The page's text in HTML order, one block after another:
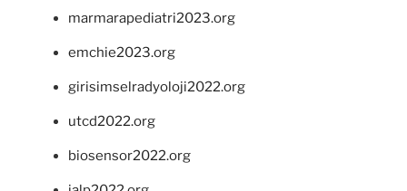
marmarapediatri2023.org
emchie2023.org
girisimselradyoloji2022.org
utcd2022.org
biosensor2022.org